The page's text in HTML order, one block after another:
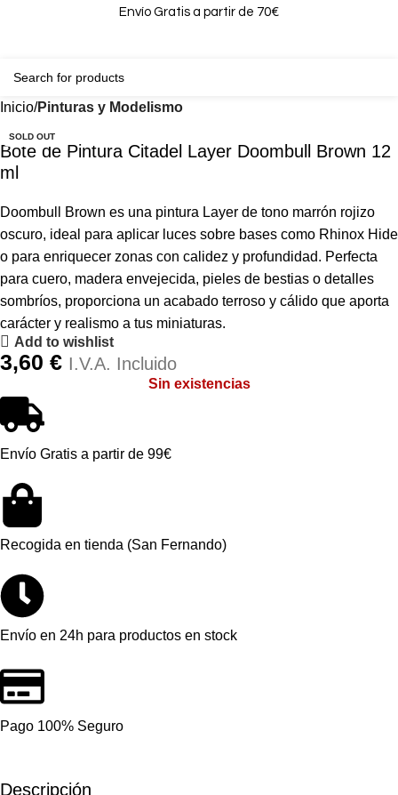
Envío Gratis a partir de 70€
Inicio Pinturas y Modelismo
SOLD OUT
Bote de Pintura Citadel Layer Doombull Brown 12
ml
Doombull Brown es una pintura Layer de tono marrón rojizo
oscuro, ideal para aplicar luces sobre bases como Rhinox Hide
o para enriquecer zonas con calidez y profundidad. Perfecta
para cuero, madera envejecida, pieles de bestias o detalles
sombríos, proporciona un acabado terroso y cálido que aporta
carácter y realismo a tus miniaturas.
Add to wishlist
3,60 € I.V.A. Incluido
Sin existencias
Envío Gratis a partir de 99€
Recogida en tienda (San Fernando)
Envío en 24h para productos en stock
Pago 100% Seguro
Descripción